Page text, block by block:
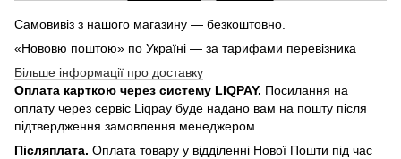
Самовивіз з нашого магазину — безкоштовно.
«Нововю поштою» по Україні — за тарифами перевізника
Більше інформації про доставку
Оплата карткою через систему LIQPAY. Посилання на
оплату через сервіс Liqpay буде надано вам на пошту після
підтвердження замовлення менеджером.
Післяплата. Оплата товару у відділенні Нової Пошти під час